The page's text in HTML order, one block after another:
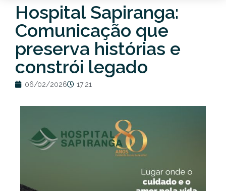
Hospital Sapiranga:
Comunicação que
preserva histórias e
constrói legado
06/02/2026 17:21